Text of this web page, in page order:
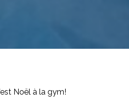
Noël à la gym!